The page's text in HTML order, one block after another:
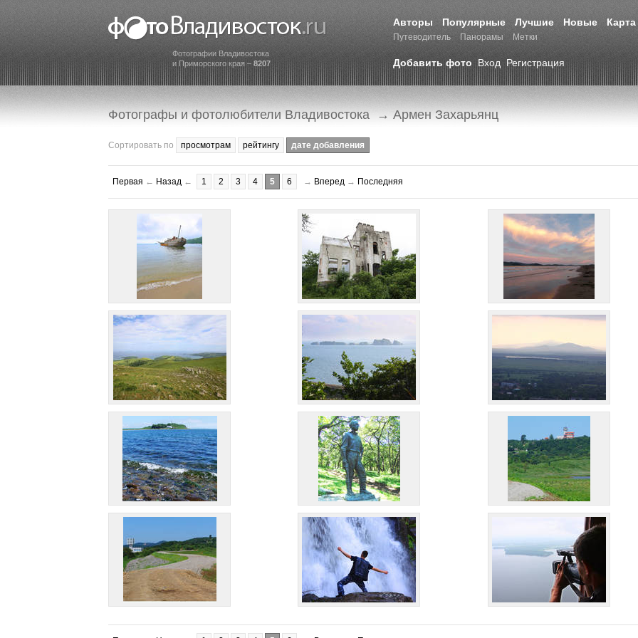
Фотографии Владивостока
и Приморского края – 8207
Авторы Популярные Лучшие Новые Карта
Путеводитель Панорамы Метки
Добавить фото Вход Регистрация
Фотографы и фотолюбители Владивостока → Армен Захарьянц
Сортировать по просмотрам рейтингу дате добавления
Первая ← Назад ← 1 2 3 4 5 6 → Вперед → Последняя